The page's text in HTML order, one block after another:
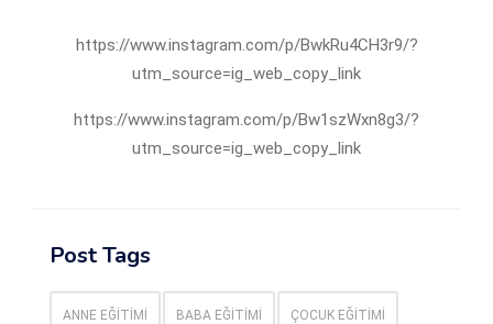
https://www.instagram.com/p/BwkRu4CH3r9/?
utm_source=ig_web_copy_link
https://www.instagram.com/p/Bw1szWxn8g3/?
utm_source=ig_web_copy_link
Post Tags
ANNE EĞITIMI BABA EĞITIMI ÇOCUK EĞITIMI